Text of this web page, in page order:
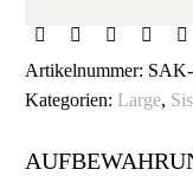
Artikelnummer:
Kategorien: Large,